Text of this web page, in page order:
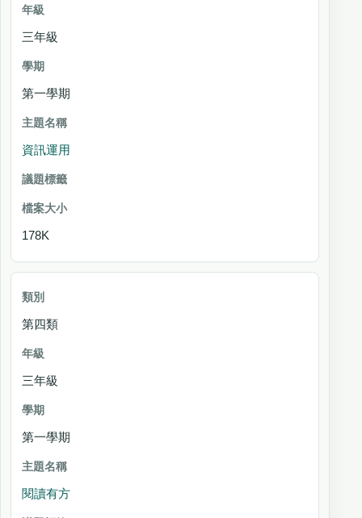
三年級
第一學期
資訊運用
178K
第四類
三年級
第一學期
閱讀有方